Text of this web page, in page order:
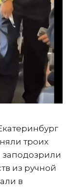
троих
из ручной
в